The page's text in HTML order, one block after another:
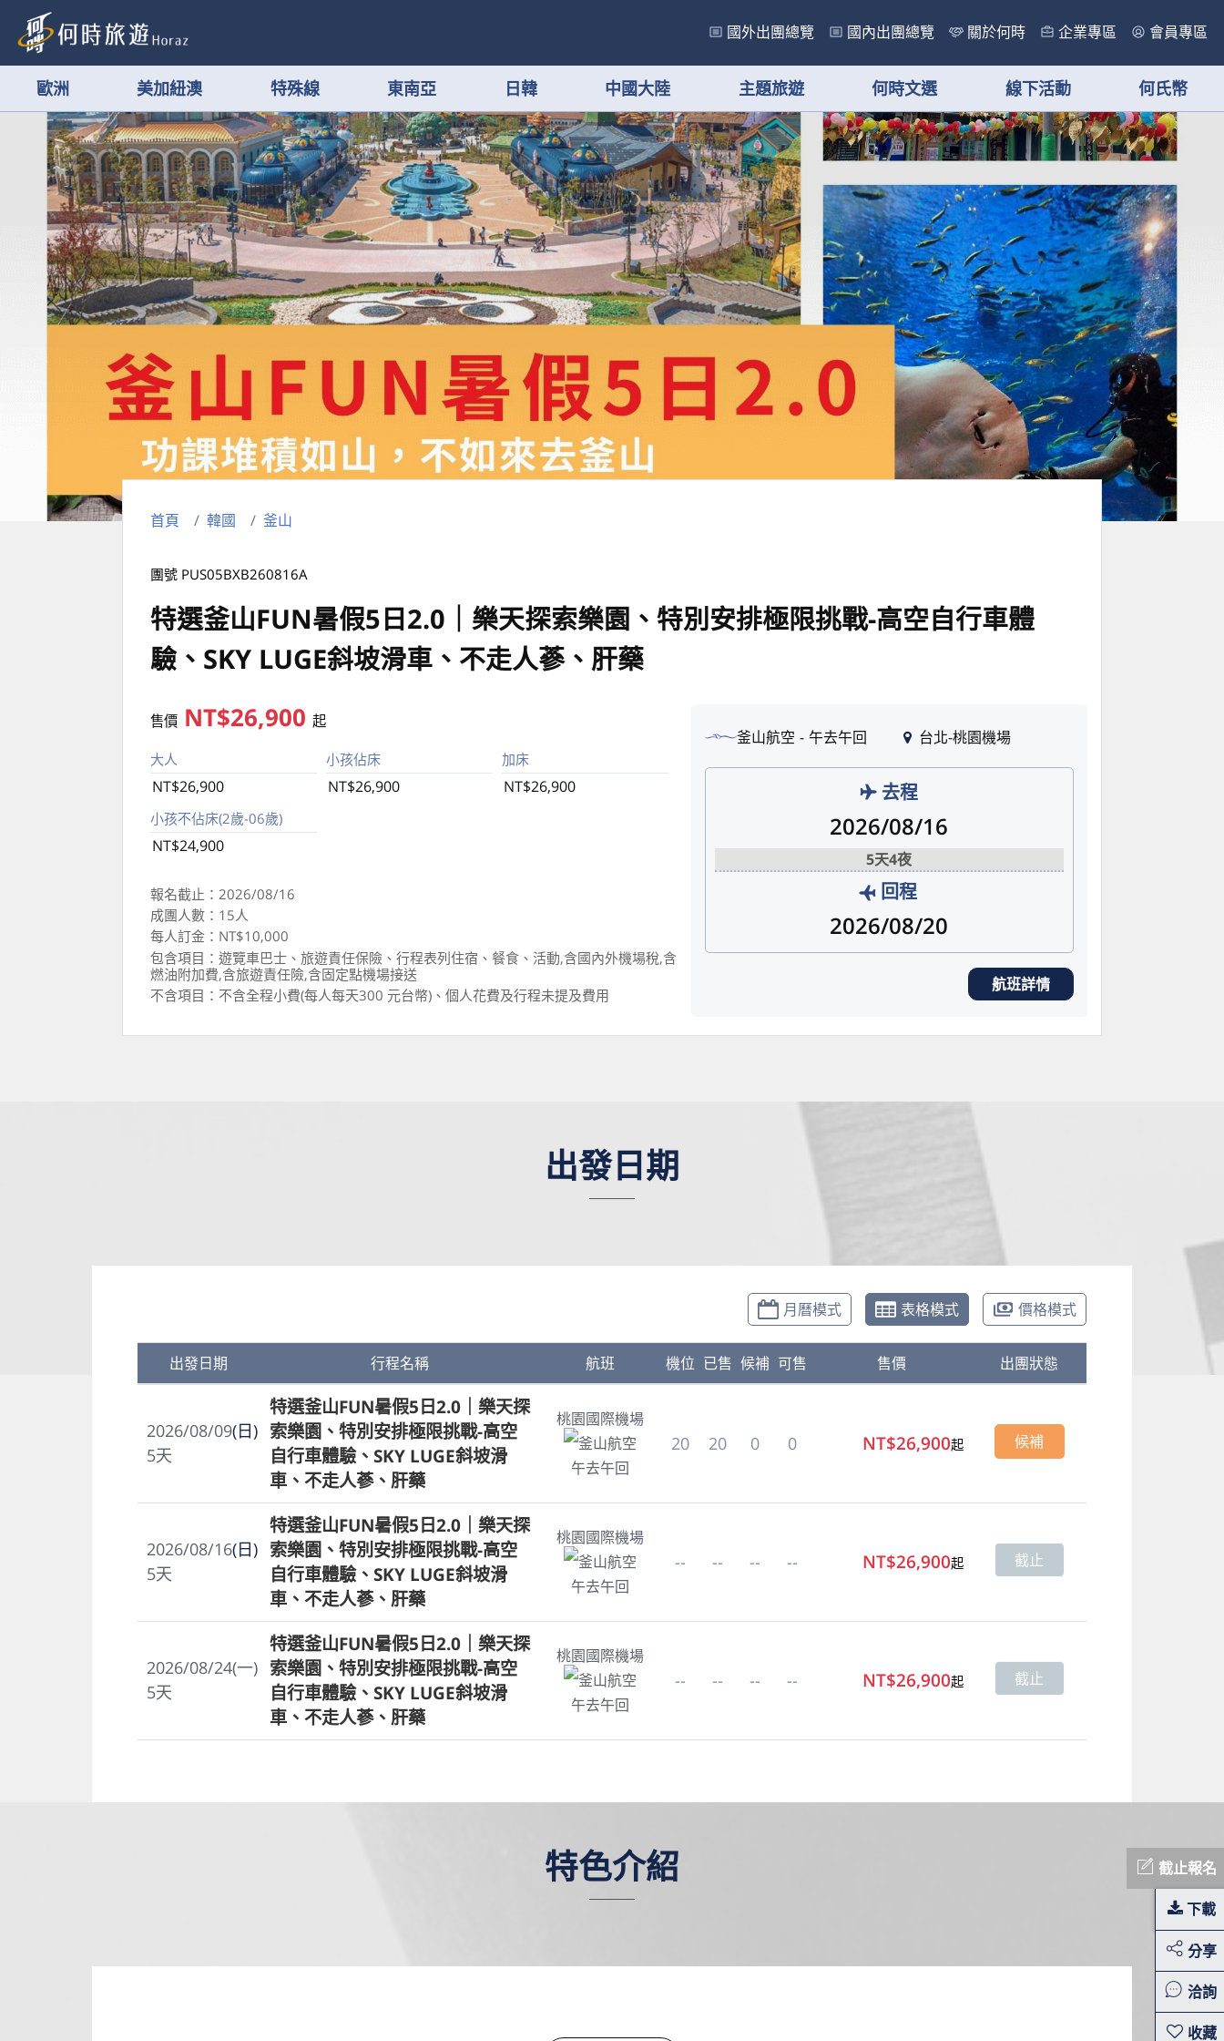
國外出團總覽 國內出團總覽 關於何時 企業專區 會員專區
歐洲 美加紐澳 特殊線 東南亞 日韓 中國大陸 主題旅遊 何時文選 線下活動 何氏幣
截止報名
下載
分享
洽詢
首頁 韓國 釜山
團號 PUS05BXB260816A
特選釜山FUN暑假5日2.0｜樂天探索樂園、特別安排極限挑戰-高空自行車體
驗、SKY LUGE斜坡滑車、不走人蔘、肝藥
售價 NT$26,900起
大人
NT$26,900
小孩佔床
NT$26,900
加床
NT$26,900
小孩不佔床(2歲-06歲)
NT$24,900
報名截止：2026/08/16
成團人數：15人
每人訂金：NT$10,000
包含項目：遊覽車巴士、旅遊責任保險、行程表列住宿、餐食、活動,含國內外機場稅,含
燃油附加費,含旅遊責任險,含固定點機場接送
不含項目：不含全程小費(每人每天300 元台幣)、個人花費及行程未提及費用
釜山航空 午去午回 台北-桃園機場
去程
2026/08/16
5天4夜
回程
2026/08/20
航班詳情
特色介紹
出發日期
月曆模式 表格模式 價格模式
出發日期 行程名稱 航班 機位 已售 候補 可售 售價 出團狀態
2026/08/09(日)
5天
特選釜山FUN暑假5日2.0｜樂天探
索樂園、特別安排極限挑戰-高空
自行車體驗、SKY LUGE斜坡滑
車、不走人蔘、肝藥
桃園國際機場
釜山航空
午去午回
20 20 0 0 NT$26,900起 候補
2026/08/16(日)
5天
特選釜山FUN暑假5日2.0｜樂天探
索樂園、特別安排極限挑戰-高空
自行車體驗、SKY LUGE斜坡滑
車、不走人蔘、肝藥
桃園國際機場
釜山航空
午去午回
-- -- -- -- NT$26,900起 截止
2026/08/24(一)
5天
特選釜山FUN暑假5日2.0｜樂天探
索樂園、特別安排極限挑戰-高空
自行車體驗、SKY LUGE斜坡滑
車、不走人蔘、肝藥
桃園國際機場
釜山航空
午去午回
-- -- -- -- NT$26,900起 截止